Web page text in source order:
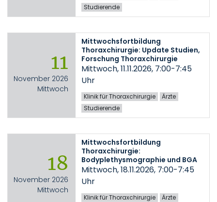
Studierende
11
November 2026
Mittwoch
Mittwochsfortbildung
Thoraxchirurgie: Update Studien,
Forschung Thoraxchirurgie
Mittwoch, 11.11.2026, 7:00-7:45
Uhr
Klinik für Thoraxchirurgie
Ärzte
Studierende
18
November 2026
Mittwoch
Mittwochsfortbildung
Thoraxchirurgie:
Bodyplethysmographie und BGA
Mittwoch, 18.11.2026, 7:00-7:45
Uhr
Klinik für Thoraxchirurgie
Ärzte